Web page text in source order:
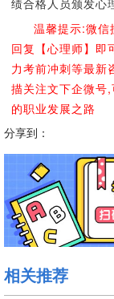
温馨提示:微信
回复【心理师】即
力考前冲刺等最新
描关注文下企微号
的职业发展之路
分享到：
相关推荐